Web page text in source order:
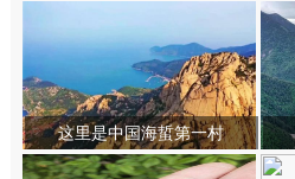
这里是中国海蜇第一村